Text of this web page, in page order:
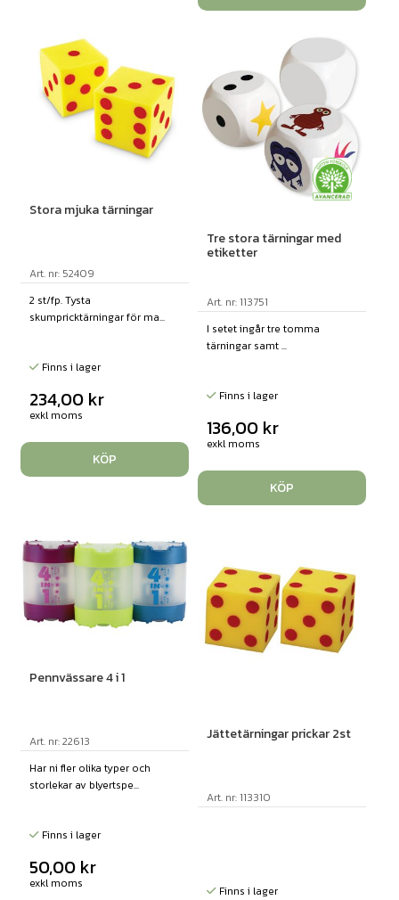
Stora mjuka tärningar
Art. nr: 52409
2 st/fp. Tysta
skumpricktärningar för ma...
Finns i lager
234,00 kr
exkl moms
KÖP
Tre stora tärningar med
etiketter
Art. nr: 113751
I setet ingår tre tomma
tärningar samt ...
Finns i lager
136,00 kr
exkl moms
KÖP
Pennvässare 4 i 1
Art. nr: 22613
Har ni fler olika typer och
storlekar av blyertspe...
Finns i lager
50,00 kr
exkl moms
Jättetärningar prickar 2st
Art. nr: 113310
Finns i lager